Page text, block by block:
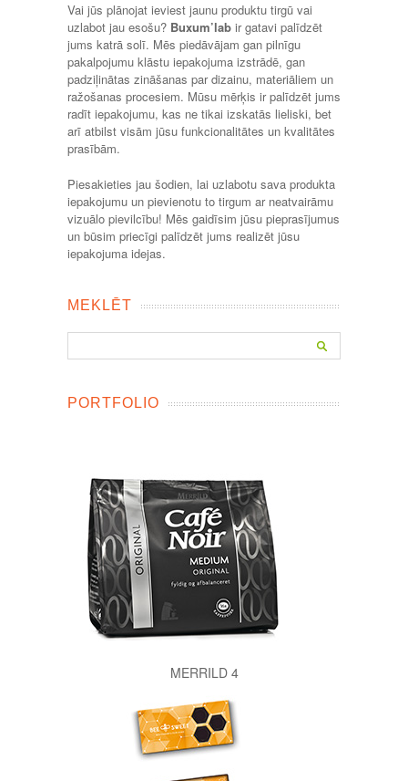
Vai jūs plānojat ieviest jaunu produktu tirgū vai
uzlabot jau esošu? Buxum’lab ir gatavi palīdzēt
jums katrā solī. Mēs piedāvājam gan pilnīgu
pakalpojumu klāstu iepakojuma izstrādē, gan
padziļinātas zināšanas par dizainu, materiāliem un
ražošanas procesiem. Mūsu mērķis ir palīdzēt jums
radīt iepakojumu, kas ne tikai izskatās lieliski, bet
arī atbilst visām jūsu funkcionalitātes un kvalitātes
prasībām.
Piesakieties jau šodien, lai uzlabotu sava produkta
iepakojumu un pievienotu to tirgum ar neatvairāmu
vizuālo pievilcību! Mēs gaidīsim jūsu pieprasījumus
un būsim priecīgi palīdzēt jums realizēt jūsu
iepakojuma idejas.
MEKLĒT
PORTFOLIO
MERRILD 4